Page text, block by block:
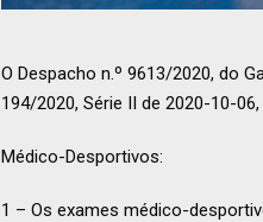
O Despacho n.º 9613/2020, do
194/2020, Série II de 2020-10-
Médico-Desportivos:
1 – Os exames médico-